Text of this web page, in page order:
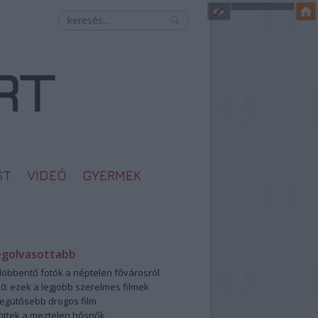
VIDEÓ GYERMEK
fotók a néptelen fővárosról
ezek a legjobb szerelmes filmek
drogos film
a meztelen hősnők